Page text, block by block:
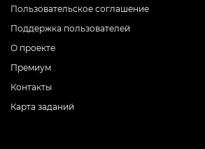
Пользовательское соглашение
Поддержка пользователей
О проекте
Премиум
Контакты
Карта заданий